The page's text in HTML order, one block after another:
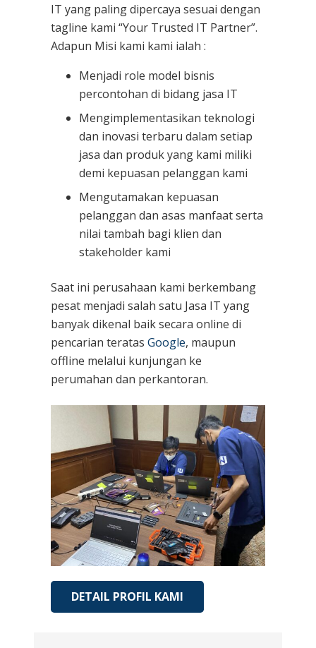
IT yang paling dipercaya sesuai dengan
tagline kami “Your Trusted IT Partner”.
Adapun Misi kami kami ialah :
Menjadi role model bisnis
percontohan di bidang jasa IT
Mengimplementasikan teknologi
dan inovasi terbaru dalam setiap
jasa dan produk yang kami miliki
demi kepuasan pelanggan kami
Mengutamakan kepuasan
pelanggan dan asas manfaat serta
nilai tambah bagi klien dan
stakeholder kami
Saat ini perusahaan kami berkembang
pesat menjadi salah satu Jasa IT yang
banyak dikenal baik secara online di
pencarian teratas Google, maupun
offline melalui kunjungan ke
perumahan dan perkantoran.
DETAIL PROFIL KAMI